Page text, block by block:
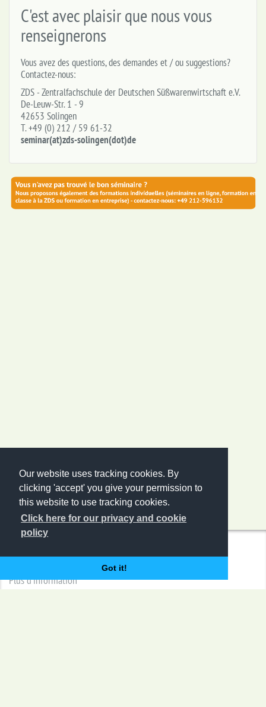
Our website uses tracking cookies. By
clicking 'accept' you give your permission to
this website to use tracking cookies.
Click here for our privacy and cookie
policy
Got it!
C'est avec plaisir que nous vous
renseignerons
Vous avez des questions, des demandes et / ou suggestions?
Contactez-nous:
ZDS - Zentralfachschule der Deutschen Süßwarenwirtschaft e.V.
De-Leuw-Str. 1 - 9
42653 Solingen
T. +49 (0) 212 / 59 61-32
seminar(at)zds-solingen(dot)de
Plus d'information